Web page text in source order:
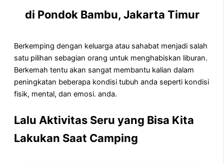
di Pondok Bambu, Jakarta Timur
Berkemping dengan keluarga atau sahabat menjadi salah
satu pilihan sebagian orang untuk menghabiskan liburan.
Berkemah tentu akan sangat membantu kalian dalam
peningkatan beberapa kondisi tubuh anda seperti kondisi
fisik, mental, dan emosi. anda.
Lalu Aktivitas Seru yang Bisa Kita
Lakukan Saat Camping